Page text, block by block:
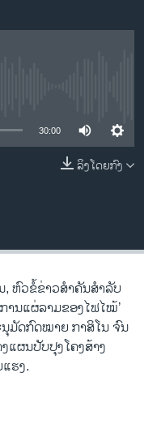
30:00
ລິງໂດຍກົງ
, ຫົວຂໍ້ຂ່າວສໍາຄັນສໍາລັບ
ານແຜ່ລາມຂອງໄຟໄໝ້’
ມັດກົດໝາຍ ກາສິໂນ ຈົນ
ແຜນປັບປຸງໂຄງສ້າງ
ຮງ.